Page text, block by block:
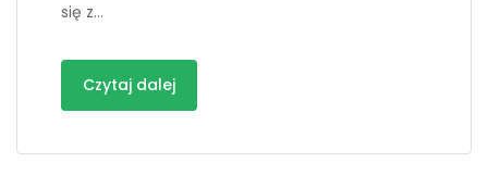
się z…
Czytaj dalej